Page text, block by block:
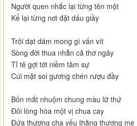
Người quen nhắc lại từng tên một
Kể lại từng nơi đặt dấu giầy
Trôi dạt dám mong gì vấn vít
Sòng đời thua nhẵn cả thơ ngây
Tỉ tê gợi tới niềm tâm sự
Cúi mặt soi gương chén rượu đầy
Bốn mắt nhuộm chung màu lữ thứ
Đôi lòng hòa một vị chua cay
Đứa thương cha yếu thằng thương mẹ